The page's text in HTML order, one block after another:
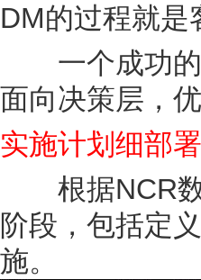
DM的过程就是
一个成功的
面向决策层，优
实施计划细部署
根据NCR数
阶段，包括定
施。